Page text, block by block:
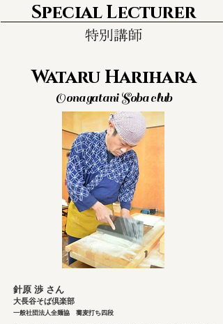
Special Lecturer
Wataru Harihara
Oonagatani Soba club
針原 渉 さん
大長谷そば倶楽部
一般社団法人全麺協 蕎麦打ち四段